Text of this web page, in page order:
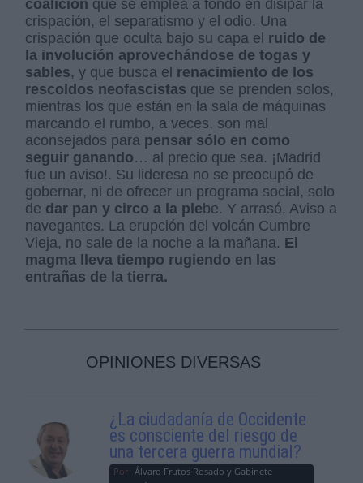
coalición que se emplea a fondo en disipar la
crispación, el separatismo y el odio. Una
crispación que oculta bajo su capa el ruido de
la involución aprovechándose de togas y
sables, y que busca el renacimiento de los
rescoldos neofascistas que se prenden solos,
mientras los que están en la sala de máquinas
marcando el rumbo, a veces, son mal
aconsejados para pensar sólo en como
seguir ganando… al precio que sea. ¡Madrid
fue un aviso!. Su lideresa no se preocupó de
gobernar, ni de ofrecer un programa social, solo
de dar pan y circo a la plebe. Y arrasó. Aviso a
navegantes. La erupción del volcán Cumbre
Vieja, no sale de la noche a la mañana. El
magma lleva tiempo rugiendo en las
entrañas de la tierra.
OPINIONES DIVERSAS
¿La ciudadanía de Occidente
es consciente del riesgo de
una tercera guerra mundial?
Por Álvaro Frutos Rosado y Gabinete